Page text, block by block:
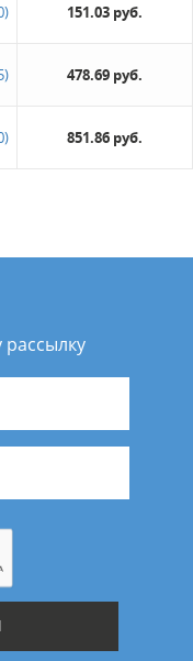
151.03 руб.
478.69 руб.
851.86 руб.